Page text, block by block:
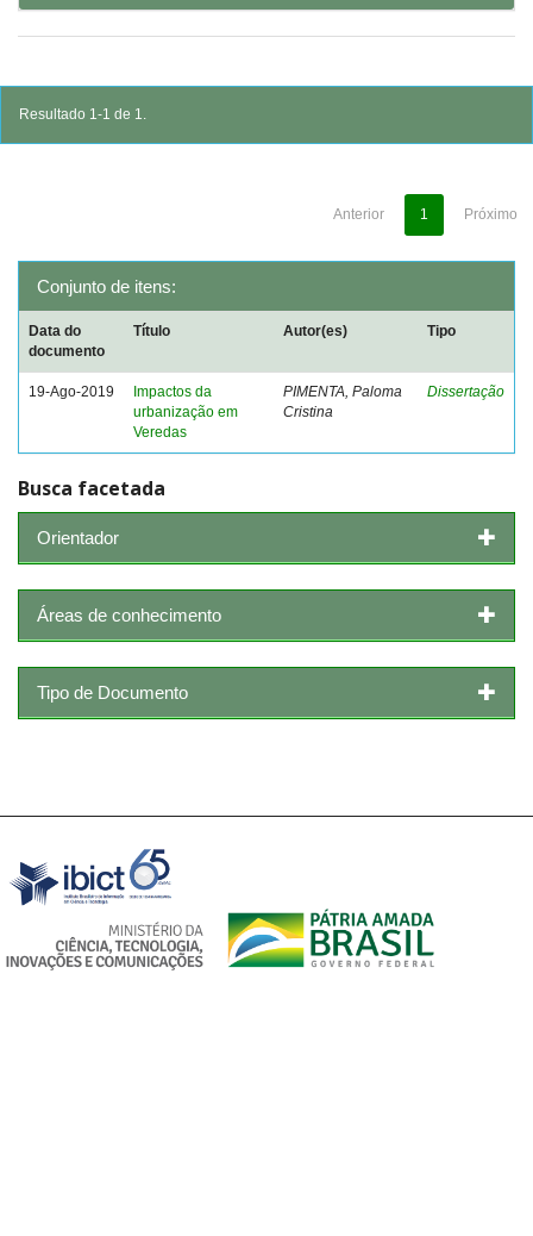
Resultado 1-1 de 1.
Anterior 1 Próximo
Conjunto de itens:
Data do
documento
Título Autor(es) Tipo
19-Ago-2019
Impactos da
urbanização em
Veredas
PIMENTA, Paloma
Cristina
Dissertação
Busca facetada
Orientador
Áreas de conhecimento
Tipo de Documento